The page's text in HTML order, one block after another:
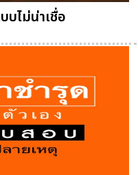
บไม่น่าเชื่อ